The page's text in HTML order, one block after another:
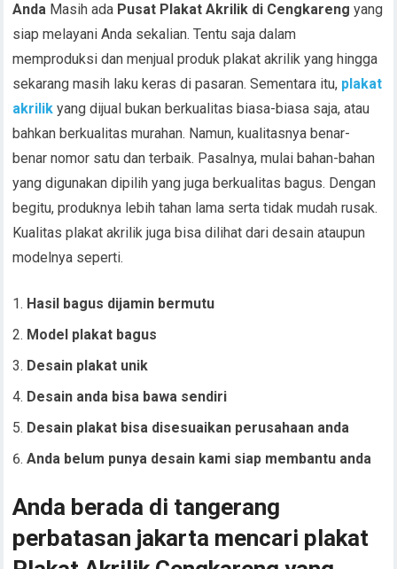
Anda Masih ada Pusat Plakat Akrilik di Cengkareng yang
siap melayani Anda sekalian. Tentu saja dalam
memproduksi dan menjual produk plakat akrilik yang hingga
sekarang masih laku keras di pasaran. Sementara itu, plakat
akrilik yang dijual bukan berkualitas biasa-biasa saja, atau
bahkan berkualitas murahan. Namun, kualitasnya benar-
benar nomor satu dan terbaik. Pasalnya, mulai bahan-bahan
yang digunakan dipilih yang juga berkualitas bagus. Dengan
begitu, produknya lebih tahan lama serta tidak mudah rusak.
Kualitas plakat akrilik juga bisa dilihat dari desain ataupun
modelnya seperti.
Hasil bagus dijamin bermutu
Model plakat bagus
Desain plakat unik
Desain anda bisa bawa sendiri
Desain plakat bisa disesuaikan perusahaan anda
Anda belum punya desain kami siap membantu anda
Anda berada di tangerang
perbatasan jakarta mencari plakat